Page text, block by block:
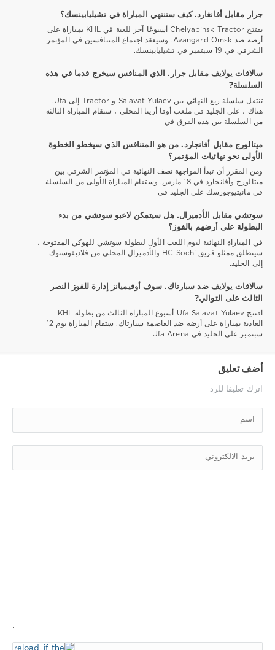
جرار مقابل أفانغارد. كيف ستنتهي المباراة في تشيليابينسك؟
يفتتح Chelyabinsk Tractor أسبوعًا آخر للعبة في KHL بمباراة على
أرضه ضد Avangard Omsk. وسيعقد اجتماع المتنافسين في المؤتمر
الشرقي في 19 سبتمبر في تشيليابينسك.
سالافات يولايف مقابل جرار. الذي المنافس سيخرج قدما في هذه
السلسلة?
تنتقل سلسلة ربع النهائي بين Salavat Yulaev و Tractor إلى Ufa.
هناك ، على الجليد في ملعب أوفا أرينا المحلي ، ستقام المباراة الثالثة
من السلسلة بين هذه الفرق في
ميتالورج مقابل أفانجارد. من هو المتنافس الذي سيخطو الخطوة
الأولى نحو نهائيات المؤتمر؟
ومن المقرر أن تبدأ المواجهة نصف النهائية في المؤتمر الشرقي بين
ميتالورج وأفانجارد في 18 مارس. وستقام المباراة الأولى من السلسلة
في مانيتيوجورسك على الجليد في
سوتشي مقابل الأدميرال. هل سيتمكن لاعبو سوتشي من بدء
البطولة على أرضهم بالفوز؟
في المباراة النهائية ليوم اللعب الأول لبطولة سوتشي للهوكي المفتوحة ،
سينطلق ممثلو فريق HC Sochi والأدميرال المحلي من فلاديفوستوك
إلى الجليد.
سالافات يولايف ضد سبارتاك. سوف أوفيميانز إدارة للفوز النصر
الثالث على التوالي?
افتتح Ufa Salavat Yulaev أسبوع المباراة الثالث من بطولة KHL
العادية بمباراة على أرضه ضد العاصمة سبارتاك. ستقام المباراة يوم 12
سبتمبر على الجليد في Ufa Arena
أضف تعليق
اترك تعليقا للرد